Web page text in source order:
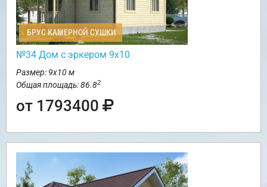
БРУС КАМЕРНОЙ СУШКИ
№34 Дом с эркером 9х10
Размер: 9х10 м
Общая площадь: 86.82
от 1793400